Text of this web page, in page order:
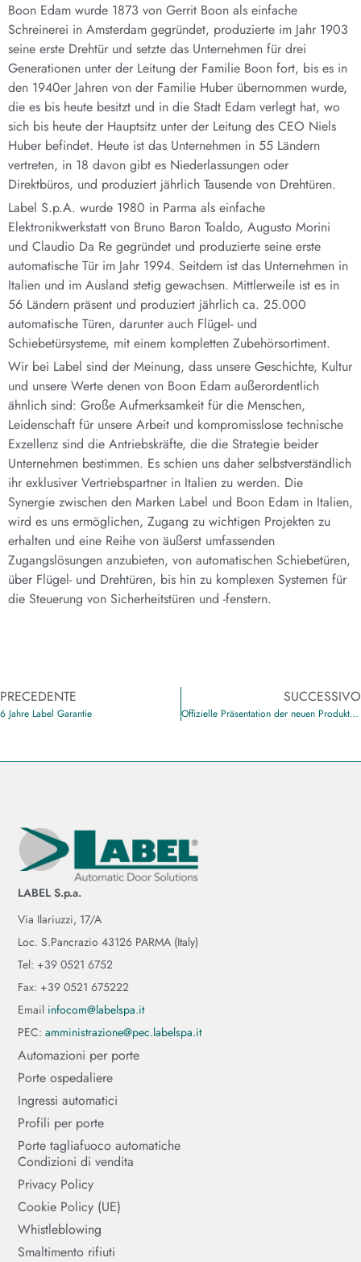
Boon Edam wurde 1873 von Gerrit Boon als einfache
Schreinerei in Amsterdam gegründet, produzierte im Jahr 1903
seine erste Drehtür und setzte das Unternehmen für drei
Generationen unter der Leitung der Familie Boon fort, bis es in
den 1940er Jahren von der Familie Huber übernommen wurde,
die es bis heute besitzt und in die Stadt Edam verlegt hat, wo
sich bis heute der Hauptsitz unter der Leitung des CEO Niels
Huber befindet. Heute ist das Unternehmen in 55 Ländern
vertreten, in 18 davon gibt es Niederlassungen oder
Direktbüros, und produziert jährlich Tausende von Drehtüren.
Label S.p.A. wurde 1980 in Parma als einfache
Elektronikwerkstatt von Bruno Baron Toaldo, Augusto Morini
und Claudio Da Re gegründet und produzierte seine erste
automatische Tür im Jahr 1994. Seitdem ist das Unternehmen in
Italien und im Ausland stetig gewachsen. Mittlerweile ist es in
56 Ländern präsent und produziert jährlich ca. 25.000
automatische Türen, darunter auch Flügel- und
Schiebetürsysteme, mit einem kompletten Zubehörsortiment.
Wir bei Label sind der Meinung, dass unsere Geschichte, Kultur
und unsere Werte denen von Boon Edam außerordentlich
ähnlich sind: Große Aufmerksamkeit für die Menschen,
Leidenschaft für unsere Arbeit und kompromisslose technische
Exzellenz sind die Antriebskräfte, die die Strategie beider
Unternehmen bestimmen. Es schien uns daher selbstverständlich
ihr exklusiver Vertriebspartner in Italien zu werden. Die
Synergie zwischen den Marken Label und Boon Edam in Italien,
wird es uns ermöglichen, Zugang zu wichtigen Projekten zu
erhalten und eine Reihe von äußerst umfassenden
Zugangslösungen anzubieten, von automatischen Schiebetüren,
über Flügel- und Drehtüren, bis hin zu komplexen Systemen für
die Steuerung von Sicherheitstüren und -fenstern.
PRECEDENTE
6 Jahre Label Garantie
SUCCESSIVO
Offizielle Präsentation der neuen Produkte Eterna und Next
LABEL S.p.a.
Via Ilariuzzi, 17/A
Loc. S.Pancrazio 43126 PARMA (Italy)
Tel: +39 0521 6752
Fax: +39 0521 675222
Email infocom@labelspa.it
PEC:amministrazione@pec.labelspa.it
Automazioni per porte
Porte ospedaliere
Ingressi automatici
Profili per porte
Porte tagliafuoco automatiche
Condizioni di vendita
Privacy Policy
Cookie Policy (UE)
Whistleblowing
Smaltimento rifiuti